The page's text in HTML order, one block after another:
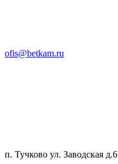
ofis@betkam.ru
п. Тучково ул. Заводская д.6